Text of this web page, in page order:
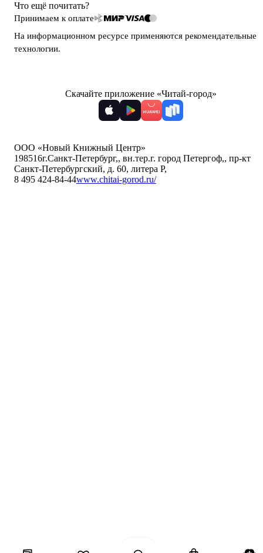
Что ещё почитать?
Принимаем к оплате
На информационном ресурсе применяются рекомендательные
технологии.
Скачайте приложение «Читай-город»
ООО «Новый Книжный Центр»
198516г.Санкт-Петербург,, вн.тер.г. город Петергоф,, пр-кт
Санкт-Петербургский, д. 60, литера Р,
8 495 424-84-44www.chitai-gorod.ru/